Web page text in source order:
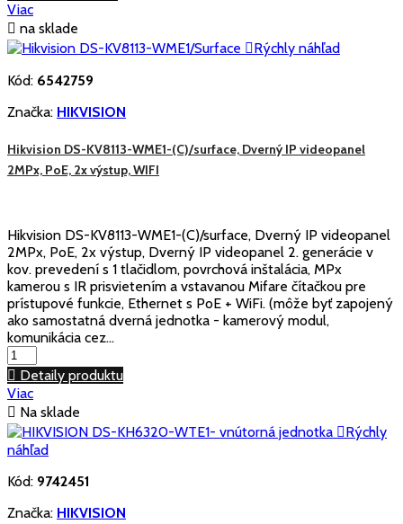
Viac
 na sklade
Rýchly náhľad
Kód: 6542759
Značka: HIKVISION
Hikvision DS-KV8113-WME1-(C)/surface, Dverný IP videopanel
2MPx, PoE, 2x výstup, WIFI
Hikvision DS-KV8113-WME1-(C)/surface, Dverný IP videopanel
2MPx, PoE, 2x výstup, Dverný IP videopanel 2. generácie v
kov. prevedení s 1 tlačidlom, povrchová inštalácia, MPx
kamerou s IR prisvietením a vstavanou Mifare čítačkou pre
prístupové funkcie, Ethernet s PoE + WiFi. (môže byť zapojený
ako samostatná dverná jednotka - kamerový modul,
komunikácia cez...
 Detaily produktu
Viac
 Na sklade
Rýchly
náhľad
Kód: 9742451
Značka: HIKVISION